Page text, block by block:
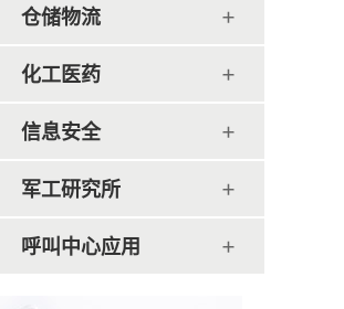
仓储物流
化工医药
信息安全
军工研究所
呼叫中心应用